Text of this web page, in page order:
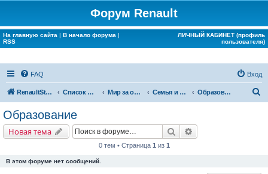
Форум Renault
На главную сайта | В начало форума |
RSS
ЛИЧНЫЙ КАБИНЕТ (профиль
пользователя)
FAQ Вход
RenaultStory Список форумов Мир за окном Renault Семья и дом Образование
Образование
Новая тема Поиск
0 тем • Страница 1 из 1
В этом форуме нет сообщений.